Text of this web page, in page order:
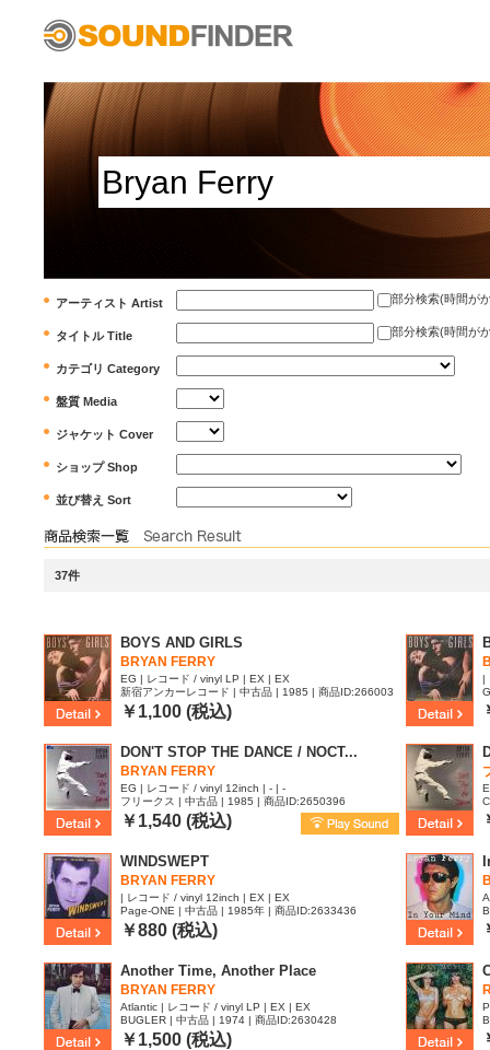
アーティスト Artist 部分検索(時間が
タイトル Title 部分検索(時間が
カテゴリ Category
盤質 Media
ジャケット Cover
ショップ Shop
並び替え Sort
37件
BOYS AND GIRLS
BRYAN FERRY
EG | レコード / vinyl LP | EX | EX
新宿アンカーレコード | 中古品 | 1985 | 商品ID:266003
9￥1,100 (税込)
|
|
DON'T STOP THE DANCE / NOCT...
BRYAN FERRY
EG | レコード / vinyl 12inch | - | -
フリークス | 中古品 | 1985 | 商品ID:2650396
￥1,540 (税込)
WINDSWEPT
BRYAN FERRY
| レコード / vinyl 12inch | EX | EX
Page-ONE | 中古品 | 1985年 | 商品ID:2633436
￥880 (税込)
Another Time, Another Place
BRYAN FERRY
Atlantic | レコード / vinyl LP | EX | EX
BUGLER | 中古品 | 1974 | 商品ID:2630428
￥1,500 (税込)